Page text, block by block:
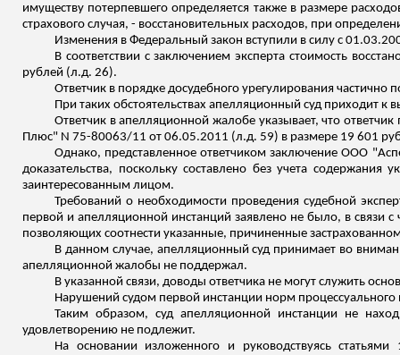
имуществу потерпевшего определяется также в размере
страхового случая, - восстановительных расходов, при
Изменения в Федеральный закон вступили в силу с
В соответствии с заключением эксперта стоимость
рублей (л.д. 26).
Ответчик в порядке досудебного урегулирования частично
При таких обстоятельствах апелляционный суд приходит к
Ответчик в апелляционной жалобе указывает, что
Плюс" N 75-80063/11 от 06.05.2011 (л.д. 59) в размере 19 601
Однако, представленное ответчиком заключение ООО
доказательства, поскольку составлено без учета
заинтересованным лицом.
Требований о необходимости проведения судебной
первой и апелляционной инстанций заявлено не было, в связи
позволяющих соотнести указанные, причиненные
В данном случае, апелляционный суд принимает во
апелляционной жалобы не поддержал.
В указанной связи, доводы ответчика не могут служить
Нарушений судом первой инстанции норм процессуального
Таким образом, суд апелляционной инстанции не
удовлетворению не подлежит.
На основании изложенного и руководствуясь